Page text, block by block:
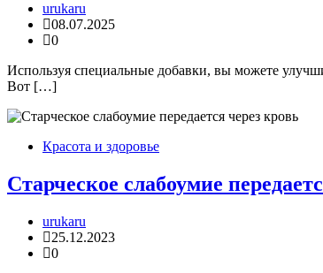
urukaru
08.07.2025
0
Используя специальные добавки, вы можете
Вот […]
Красота и здоровье
Старческое слабоумие
urukaru
25.12.2023
0